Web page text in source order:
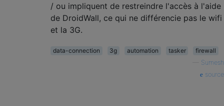
/ ou impliquent de restreindre l'accès à l'aide
de DroidWall, ce qui ne différencie pas le wifi
et la 3G.
data-connection 3g automation tasker
firewall
Sumesh
source